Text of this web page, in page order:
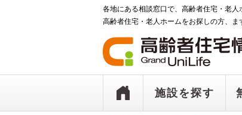
各地にある相談窓口で、高齢者住宅・老
高齢者住宅・老人ホームをお探しの方、
施設を探す